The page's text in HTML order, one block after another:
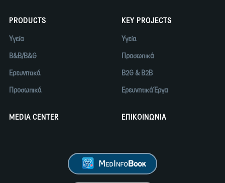
PRODUCTS
Υγεία
B&B/B&G
Ερευνητικά
Προσωπικά
KEY PROJECTS
Υγεία
Προσωπικά
B2G & B2B
Ερευνητικά Έργα
MEDIA CENTER ΕΠΙΚΟΙΝΩΝΙΑ